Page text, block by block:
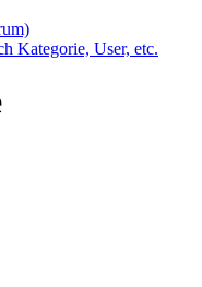
Kategorie, User, etc.